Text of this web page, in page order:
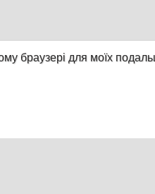
браузері для моїх